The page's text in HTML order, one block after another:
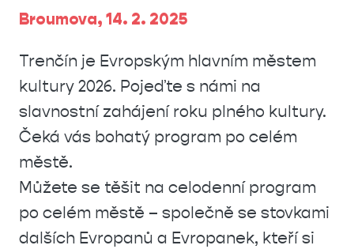
Broumova, 14. 2. 2025
Trenčín je Evropským hlavním městem
kultury 2026. Pojeďte s námi na
slavnostní zahájení roku plného kultury.
Čeká vás bohatý program po celém
městě.
Můžete se těšit na celodenní program
po celém městě – společně se stovkami
dalších Evropanů a Evropanek, kteří si